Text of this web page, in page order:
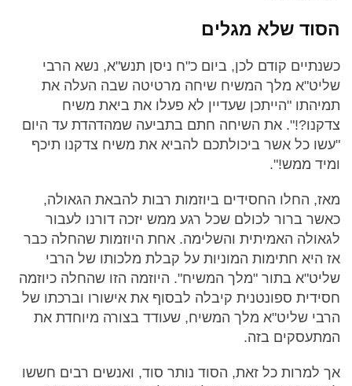
הסוד שלא מגלים
כשנתיים קודם לכן, ביום כ"ח ניסן תנש"א, נשא הרבי
שליט"א מלך המשיח שיחה מרטיטה שבה העלה את
תמיהתו "הייתכן שעדיין לא פעלו את ביאת משיח
צדקנו?!". את השיחה חתם בתביעה שמהדהדת עד היום
"עשו כל אשר ביכולתכם להביא את משיח צדקנו תיכף
ומיד ממש!".
מאז, החלו החסידים ביוזמות רבות להבאת הגאולה,
כאשר ברור לכולם שכל רגע ממש יזכה דורנו לעבור
לגאולה האמיתית והשלימה. אחת היוזמות שהחלה כבר
אז היא חתימות המוניות על קבלת מלכותו של הרבי
שליט"א בתור "מלך המשיח". היוזמה הזו שהחלה כיוזמה
חסידית ספונטנית קיבלה לבסוף את אישורו וברכתו של
הרבי שליט"א מלך המשיח, שעודד בצורה מיוחדת את
המתעסקים בזה.
אך למרות כל זאת, הסוד נותר סוד, ואנשים רבים חששו